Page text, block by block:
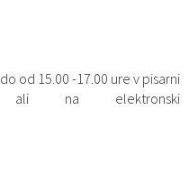
od 15.00 -17.00 ure v pisarni
ali na elektronski